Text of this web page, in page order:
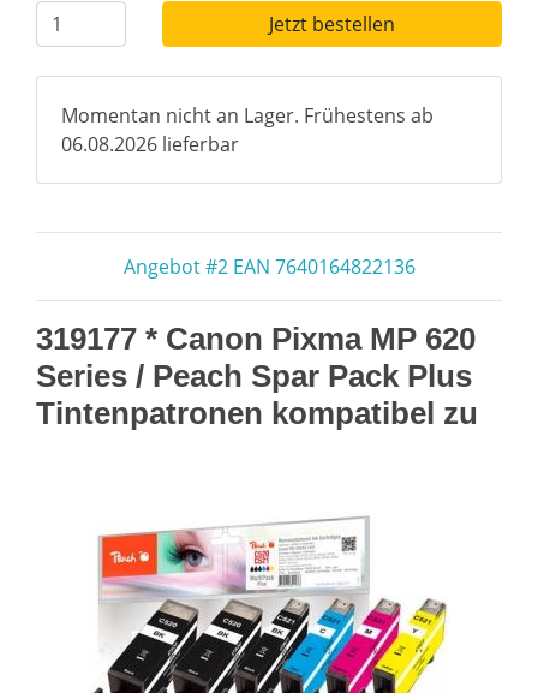
Jetzt bestellen
Momentan nicht an Lager. Frühestens ab
06.08.2026 lieferbar
Angebot #2 EAN 7640164822136
319177 * Canon Pixma MP 620
Series / Peach Spar Pack Plus
Tintenpatronen kompatibel zu